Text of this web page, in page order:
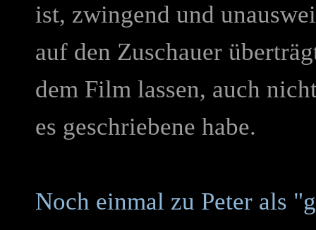
ist, zwingend und
auf den Zuschauer
dem Film lassen, auch
es geschriebene habe.
Noch einmal zu Peter als